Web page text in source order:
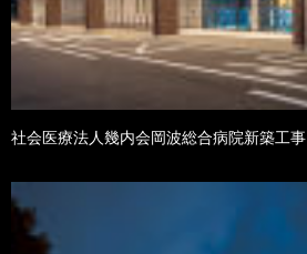
社会医療法人幾内会岡波総合病院新築工事